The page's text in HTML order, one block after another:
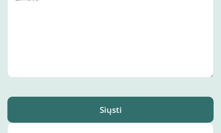
Siųsti